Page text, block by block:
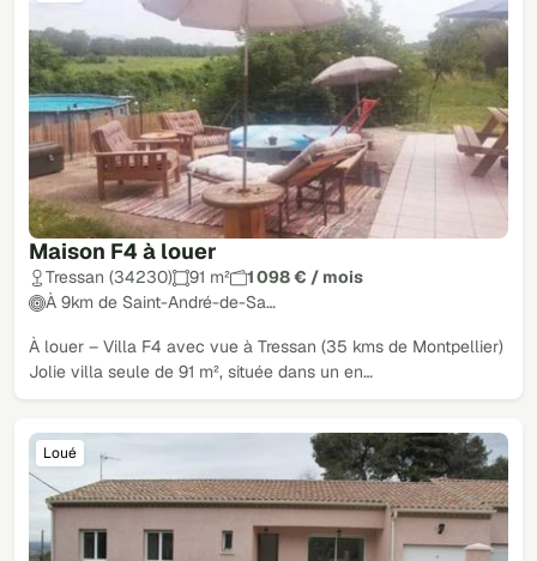
Maison F4 à louer
Tressan (34230) 91 m²
1 098 € / mois
À 9km de Saint-André-de-Sa…
À louer – Villa F4 avec vue à Tressan (35 kms de Montpellier)
Jolie villa seule de 91 m², située dans un en…
Loué